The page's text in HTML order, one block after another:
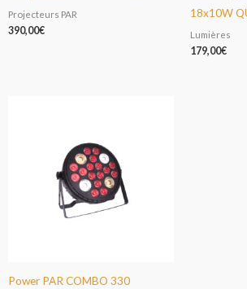
Projecteurs PAR
390,00€
18x10W
Lumières
179,00€
Power PAR COMBO 330